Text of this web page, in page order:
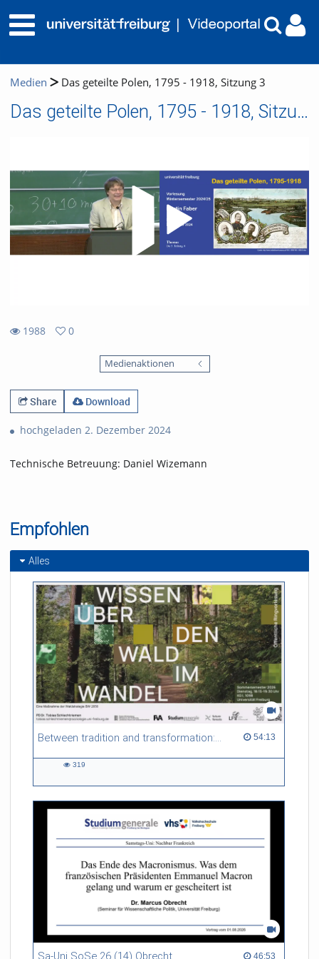
Medien Das geteilte Polen, 1795 - 1918, Sitzung 3
Das geteilte Polen, 1795 - 1918, Sitzung 3
1988
0
Medienaktionen
Share Download
hochgeladen 2. Dezember 2024
Technische Betreuung: Daniel Wizemann
Empfohlen
Alles
Between tradition and transformation: how owners, advisers and institutions co-create knowledge for resilient forests in Europe 54:13
54:13 duration
319
46:53
46:53 duration